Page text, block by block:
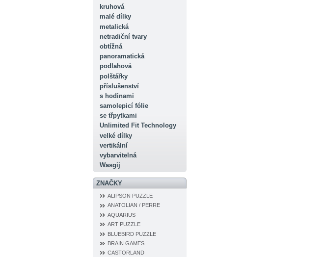
kruhová
malé dílky
metalická
netradiční tvary
obtížná
panoramatická
podlahová
polštářky
příslušenství
s hodinami
samolepicí fólie
se třpytkami
Unlimited Fit Technology
velké dílky
vertikální
vybarvitelná
Wasgij
ZNAČKY
ALIPSON PUZZLE
ANATOLIAN / PERRE
AQUARIUS
ART PUZZLE
BLUEBIRD PUZZLE
BRAIN GAMES
CASTORLAND